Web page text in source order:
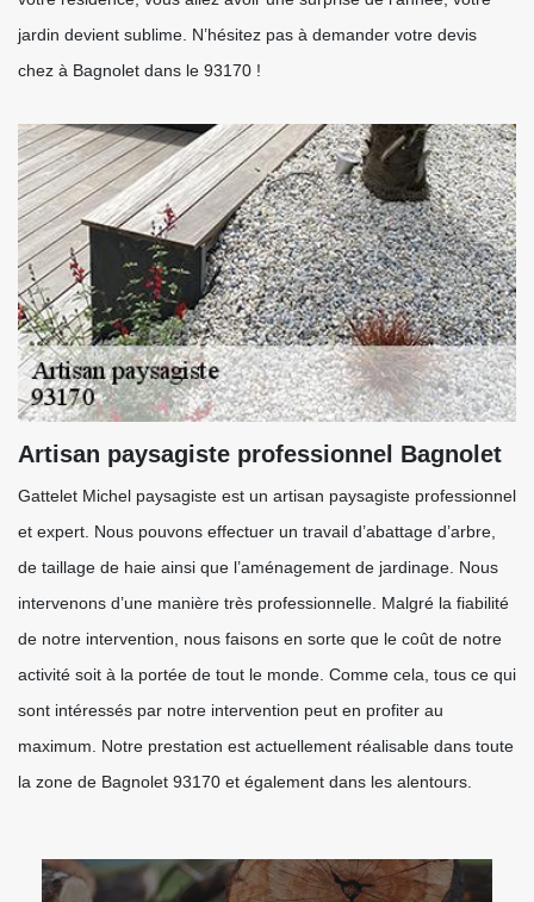
jardin devient sublime. N’hésitez pas à demander votre devis
chez à Bagnolet dans le 93170 !
Artisan paysagiste professionnel Bagnolet
Gattelet Michel paysagiste est un artisan paysagiste professionnel
et expert. Nous pouvons effectuer un travail d’abattage d’arbre,
de taillage de haie ainsi que l’aménagement de jardinage. Nous
intervenons d’une manière très professionnelle. Malgré la fiabilité
de notre intervention, nous faisons en sorte que le coût de notre
activité soit à la portée de tout le monde. Comme cela, tous ce qui
sont intéressés par notre intervention peut en profiter au
maximum. Notre prestation est actuellement réalisable dans toute
la zone de Bagnolet 93170 et également dans les alentours.